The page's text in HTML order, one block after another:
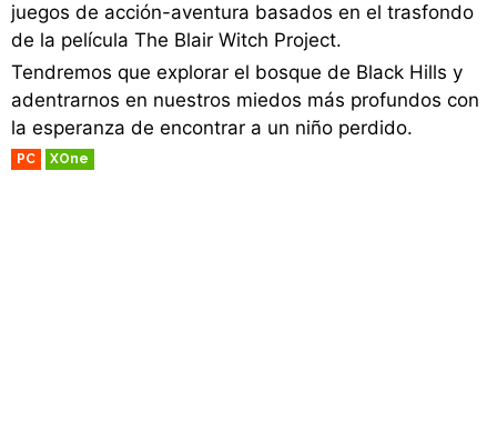
juegos de acción-aventura basados en el trasfondo
de la película The Blair Witch Project.
Tendremos que explorar el bosque de Black Hills y
adentrarnos en nuestros miedos más profundos con
la esperanza de encontrar a un niño perdido.
PC XOne